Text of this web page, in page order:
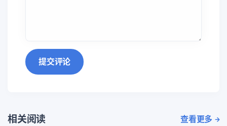
提交评论
相关阅读 查看更多